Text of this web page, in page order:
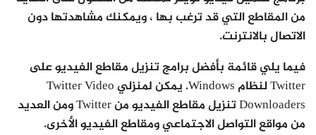
من المقاطع التي قد ترغب بها ، ويمكنك مشاهدتها دون
الاتصال بالانترنت.
فيما يلي قائمة بأفضل برامج تنزيل مقاطع الفيديو على
Twitter لنظام Windows. يمكن لمنزلي Twitter Video
Downloaders تنزيل مقاطع الفيديو من Twitter ومن العديد
من مواقع التواصل الاجتماعي ومقاطع الفيديو الأخرى.